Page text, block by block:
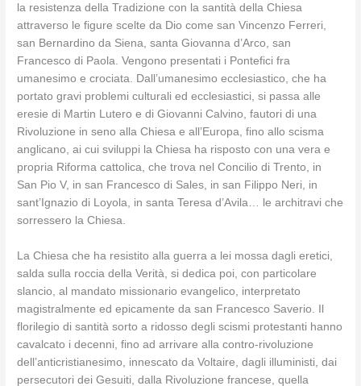
la resistenza della Tradizione con la santità della Chiesa
attraverso le figure scelte da Dio come san Vincenzo Ferreri,
san Bernardino da Siena, santa Giovanna d’Arco, san
Francesco di Paola. Vengono presentati i Pontefici fra
umanesimo e crociata. Dall’umanesimo ecclesiastico, che ha
portato gravi problemi culturali ed ecclesiastici, si passa alle
eresie di Martin Lutero e di Giovanni Calvino, fautori di una
Rivoluzione in seno alla Chiesa e all’Europa, fino allo scisma
anglicano, ai cui sviluppi la Chiesa ha risposto con una vera e
propria Riforma cattolica, che trova nel Concilio di Trento, in
San Pio V, in san Francesco di Sales, in san Filippo Neri, in
sant’Ignazio di Loyola, in santa Teresa d’Avila… le architravi che
sorressero la Chiesa.
La Chiesa che ha resistito alla guerra a lei mossa dagli eretici,
salda sulla roccia della Verità, si dedica poi, con particolare
slancio, al mandato missionario evangelico, interpretato
magistralmente ed epicamente da san Francesco Saverio. Il
florilegio di santità sorto a ridosso degli scismi protestanti hanno
cavalcato i decenni, fino ad arrivare alla contro-rivoluzione
dell’anticristianesimo, innescato da Voltaire, dagli illuministi, dai
persecutori dei Gesuiti, dalla Rivoluzione francese, quella